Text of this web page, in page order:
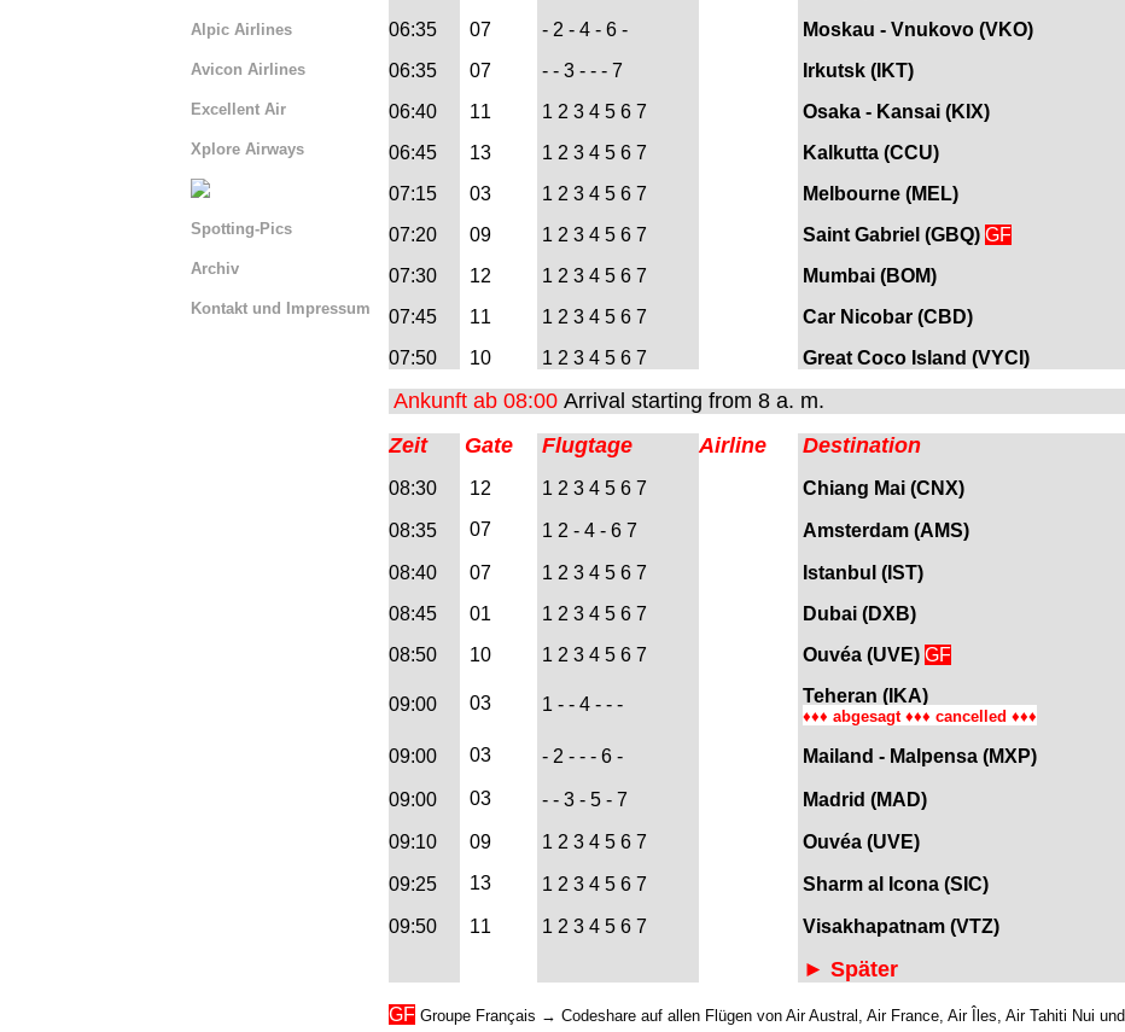
Alpic Airlines
Avicon Airlines
Excellent Air
Xplore Airways
Spotting-Pics
Archiv
Kontakt und Impressum
06:35
07 - 2 - 4 - 6 - Moskau - Vnukovo (VKO)
06:35
07 - - 3 - - - 7 Irkutsk (IKT)
06:40
11 1 2 3 4 5 6 7 Osaka - Kansai (KIX)
06:45
13 1 2 3 4 5 6 7 Kalkutta (CCU)
07:15
03 1 2 3 4 5 6 7 Melbourne (MEL)
07:20
09 1 2 3 4 5 6 7 Saint Gabriel (GBQ) GF
07:30
12 1 2 3 4 5 6 7 Mumbai (BOM)
07:45
11 1 2 3 4 5 6 7 Car Nicobar (CBD)
07:50
10 1 2 3 4 5 6 7 Great Coco Island (VYCI)
Ankunft ab 08:00 Arrival starting from 8 a. m.
Zeit
Gate Flugtage Airline Destination
08:30 12 1 2 3 4 5 6 7 Chiang Mai (CNX)
08:35 07 1 2 - 4 - 6 7 Amsterdam (AMS)
08:40 07 1 2 3 4 5 6 7 Istanbul (IST)
08:45
01 1 2 3 4 5 6 7 Dubai (DXB)
08:50
10 1 2 3 4 5 6 7 Ouvéa (UVE) GF
09:00 03 1 - - 4 - - - Teheran (IKA)
♦♦♦ abgesagt ♦♦♦ cancelled ♦♦♦
09:00 03 - 2 - - - 6 - Mailand - Malpensa (MXP)
09:00 03 - - 3 - 5 - 7 Madrid (MAD)
09:10 09 1 2 3 4 5 6 7 Ouvéa (UVE)
09:25 13 1 2 3 4 5 6 7 Sharm al Icona (SIC)
09:50 11 1 2 3 4 5 6 7 Visakhapatnam (VTZ)
► Später
GF Groupe Français → Codeshare auf allen Flügen von Air Austral, Air France, Air Îles, Air Tahiti Nui und